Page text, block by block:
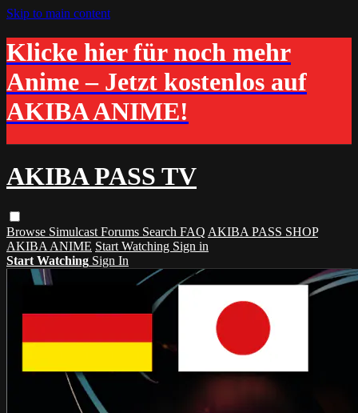
Skip to main content
Klicke hier für noch mehr
Anime – Jetzt kostenlos auf
AKIBA ANIME!
AKIBA PASS TV
Browse Simulcast Forums Search FAQ AKIBA PASS SHOP
AKIBA ANIME Start Watching Sign in
Start Watching Sign In